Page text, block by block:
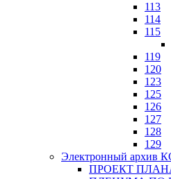
113
114
115
119
120
123
125
126
127
128
129
Электронный архив
ПРОЕКТ